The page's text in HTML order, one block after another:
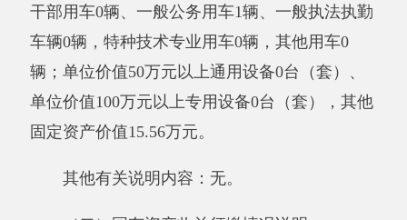
业收入”、“经营收入”、“附属单位缴款”等之外取
得的收入。
用事业基金弥补收支差额：指事业单位在当
年的“财政拨款收入”、“财政拨款结转和结余资
金”、“事业收入”、“事业单位经营收入”、“其他
年度积累的事业基金（即事业单位当年收支相抵